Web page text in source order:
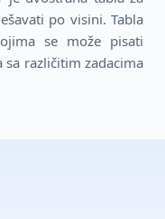
po visini. Tabla
se može pisati
različitim zadacima